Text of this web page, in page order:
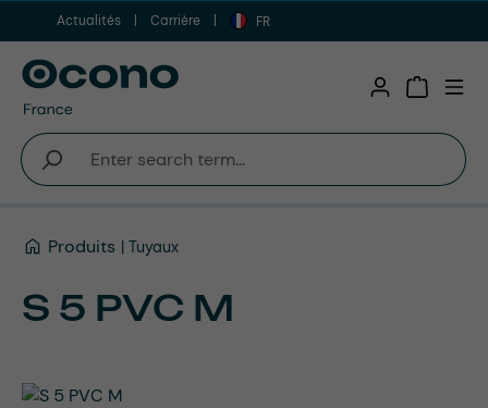
Aller au contenu principal
Actualités Carrière FR
Produits Tuyaux
S 5 PVC M